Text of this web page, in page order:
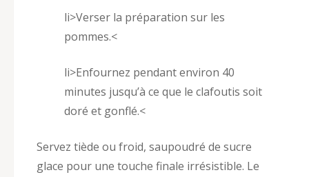
li>Verser la préparation sur les
pommes.<
li>Enfournez pendant environ 40
minutes jusqu’à ce que le clafoutis soit
doré et gonflé.<
Servez tiède ou froid, saupoudré de sucre
glace pour une touche finale irrésistible. Le